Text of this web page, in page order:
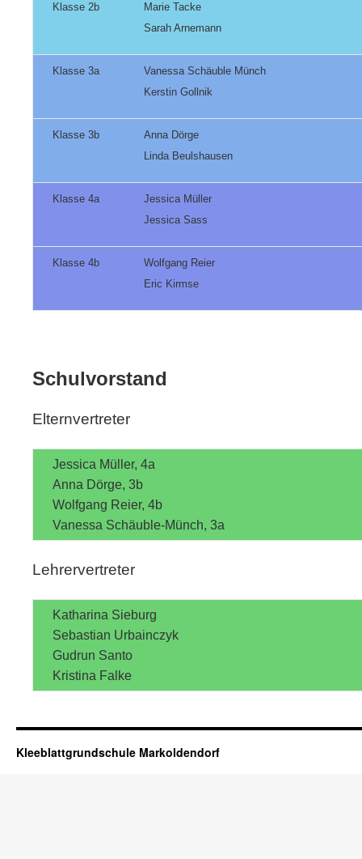
Klasse 2b
Marie Tacke
Sarah Arnemann
Klasse 3a
Vanessa Schäuble Münch
Kerstin Gollnik
Klasse 3b
Anna Dörge
Linda Beulshausen
Klasse 4a
Jessica Müller
Jessica Sass
Klasse 4b
Wolfgang Reier
Eric Kirmse
Schulvorstand
Elternvertreter
Jessica Müller, 4a
Anna Dörge, 3b
Wolfgang Reier, 4b
Vanessa Schäuble-Münch, 3a
Lehrervertreter
Katharina Sieburg
Sebastian Urbainczyk
Gudrun Santo
Kristina Falke
Kleeblattgrundschule Markoldendorf